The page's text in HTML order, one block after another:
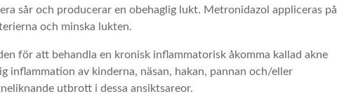
sår och producerar en obehaglig lukt. Metronidazol appliceras på
och minska lukten.
för att behandla en kronisk inflammatorisk åkomma kallad akne
inflammation av kinderna, näsan, hakan, pannan och/eller
utbrott i dessa ansiktsareor.